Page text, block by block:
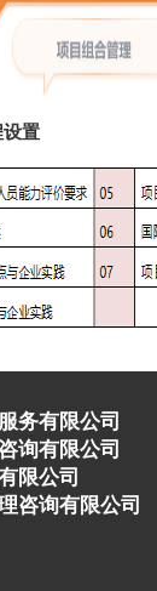
置
务有限公司
询有限公司
限公司
咨询有限公司